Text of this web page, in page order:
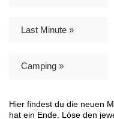
Last Minute »
Camping »
Hier findest du die neuen
hat ein Ende. Löse den